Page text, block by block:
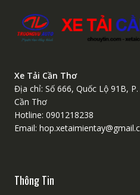
Xe Tải Cần Thơ
Địa chỉ: Số 666, Quốc Lộ 91B,
Cần Thơ
Hotline: 0901218238
Email:
Thông Tin